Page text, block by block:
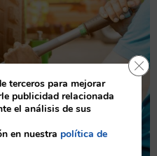
terceros para mejorar
publicidad relacionada
el análisis de sus
en nuestra política de